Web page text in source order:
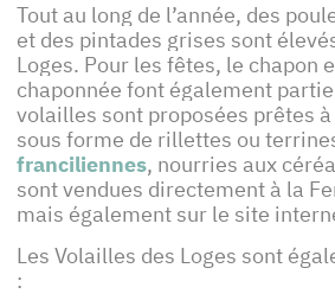
Tout au long de l’année, des
et des pintades grises sont
Loges. Pour les fêtes, le chapon
chaponnée font également partie
volailles sont proposées prêtes
sous forme de rillettes ou
franciliennes, nourries aux
sont vendues directement à la
mais également sur le site
Les Volailles des Loges sont
: